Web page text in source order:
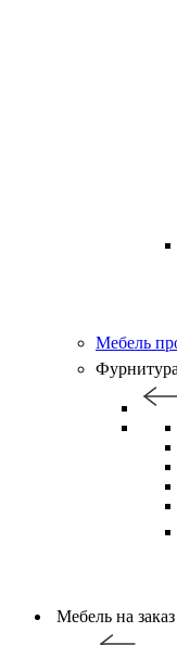
Мебель
Мебель на заказ